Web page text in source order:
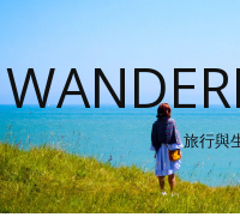
旅行與